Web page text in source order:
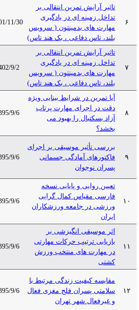
تاثیر آرایش تمرین انتقالی بر
تداخل زمینه ای در یادگیری
مهارت های بدمینتون ( سرویس
بلند، تاس دفاعی ، بک هند تاس)
11/30
تاثیر آرایش تمرین انتقالی بر
تداخل زمینه ای در یادگیری
مهارت های بدمینتون ( سرویس
بلند، تاس دفاعی ، بک هند تاس)
1402/9/2
آیا تمرین در شرایط بینایی ویژه
دقت در اجرای مهارت پرتاب
آزاد بسکتبال را بهبود می
بخشد؟
1395/9/6
بررسی تأثیر موسیقی بر اجرای
فاکتورهای آمادگی جسمانی
پسران نوجوان
1395/9/6
۱۰
تعیین روایی و پایایی نسخه
فارسی مقیاس کمال گرایی
ورزشی در جامعه ورزشکاران
ایران
1395/9/6
۱۱
اثر موسیقی انگیزشی بر
بازیابی ترتیب حرکات مهارتی
در مهارت های منتخب ورزش
کشتی
1395/9/6
۱۲
مقایسه کیفیت زندگی مرتبط با
سلامتی پسران فلج مغزی فعال
و غیرفعال شهر تهران
1395/9/6